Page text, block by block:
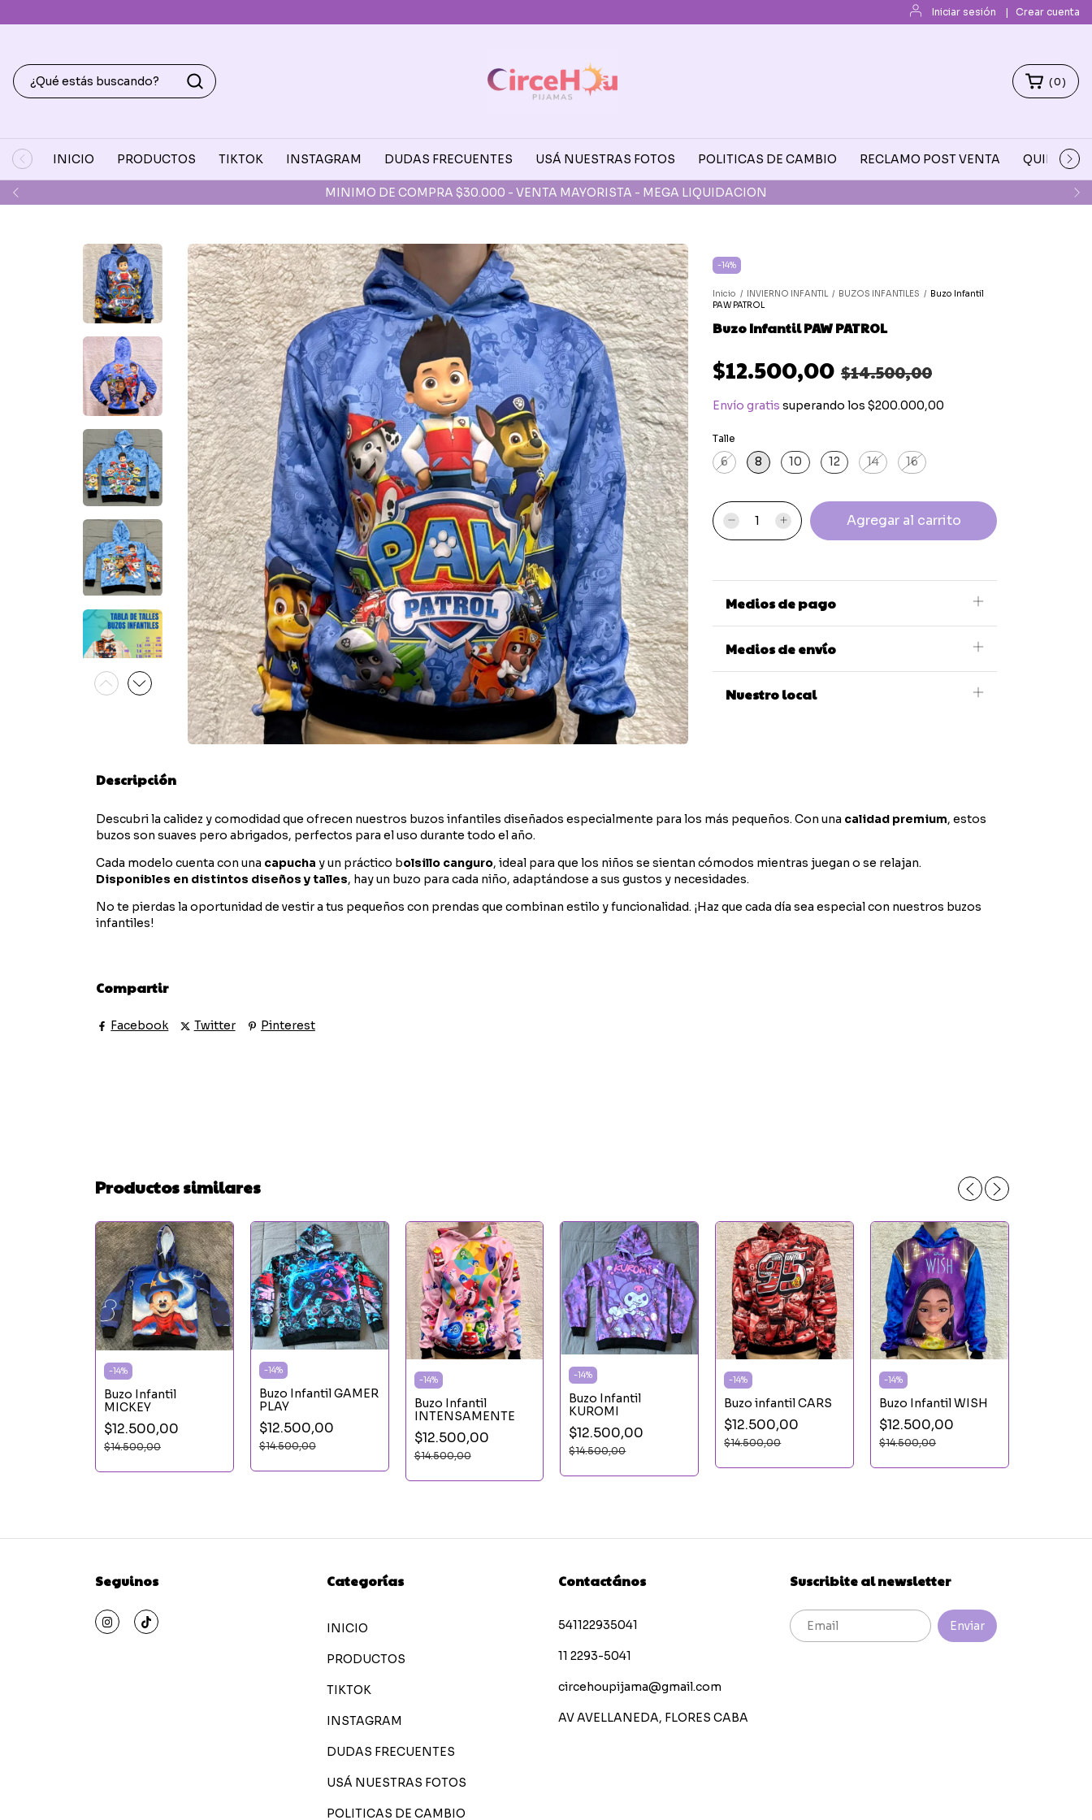
Iniciar sesión | Crear cuenta
DEPOSITO PARA RETIROS AV. AVELLANEDA (FLORES) DE L A V 10:30 A 17:30
(0)
INICIO PRODUCTOS TIKTOK INSTAGRAM DUDAS FRECUENTES USÁ NUESTRAS FOTOS POLITICAS DE CAMBIO RECLAMO POST VENTA QUIENES
-14%
Inicio / INVIERNO INFANTIL / BUZOS INFANTILES / Buzo Infantil
PAW PATROL
Buzo Infantil PAW PATROL
$12.500,00 $14.500,00
Envío gratis superando los $200.000,00
Talle
6 8 10 12 14 16
Medios de pago
Medios de envío
Nuestro local
Descripción
Descubri la calidez y comodidad que ofrecen nuestros buzos infantiles diseñados especialmente para los más pequeños. Con una calidad premium, estos
buzos son suaves pero abrigados, perfectos para el uso durante todo el año.
Cada modelo cuenta con una capucha y un práctico bolsillo canguro, ideal para que los niños se sientan cómodos mientras juegan o se relajan.
Disponibles en distintos diseños y talles, hay un buzo para cada niño, adaptándose a sus gustos y necesidades.
No te pierdas la oportunidad de vestir a tus pequeños con prendas que combinan estilo y funcionalidad. ¡Haz que cada día sea especial con nuestros buzos
infantiles!
Compartir
Facebook Twitter Pinterest
Productos similares
-14%
Buzo Infantil
MICKEY
$12.500,00
$14.500,00
-14%
Buzo Infantil GAMER
PLAY
$12.500,00
$14.500,00
-14%
Buzo Infantil
INTENSAMENTE
$12.500,00
$14.500,00
-14%
Buzo Infantil
KUROMI
$12.500,00
$14.500,00
-14%
Buzo infantil CARS
$12.500,00
$14.500,00
-14%
Buzo Infantil WISH
$12.500,00
$14.500,00
Seguinos Categorías
INICIO
PRODUCTOS
TIKTOK
INSTAGRAM
DUDAS FRECUENTES
USÁ NUESTRAS FOTOS
POLITICAS DE CAMBIO
Contactános
541122935041
11 2293-5041
circehoupijama@gmail.com
AV AVELLANEDA, FLORES CABA
Suscribite al newsletter